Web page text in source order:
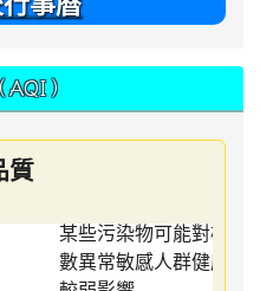
）
質